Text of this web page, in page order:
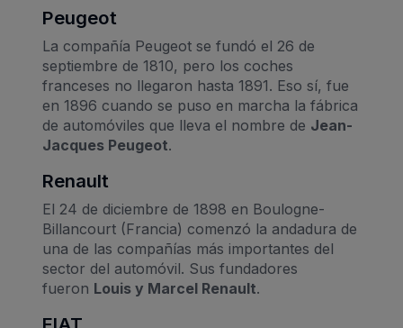
Peugeot
La compañía Peugeot se fundó el 26 de
septiembre de 1810, pero los coches
franceses no llegaron hasta 1891. Eso sí, fue
en 1896 cuando se puso en marcha la fábrica
de automóviles que lleva el nombre de Jean-
Jacques Peugeot.
Renault
El 24 de diciembre de 1898 en Boulogne-
Billancourt (Francia) comenzó la andadura de
una de las compañías más importantes del
sector del automóvil. Sus fundadores
fueron Louis y Marcel Renault.